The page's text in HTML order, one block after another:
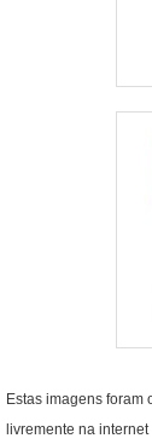
Estas imagens foram
livremente na internet